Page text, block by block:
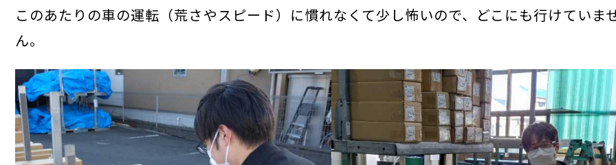
このあたりの車の運転（荒さやスピード）に慣れなくて少し怖いので、どこにも行けていま
ん。